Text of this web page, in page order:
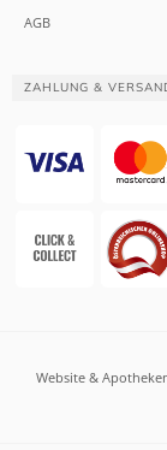
AGB
ZAHLUNG &
Website &